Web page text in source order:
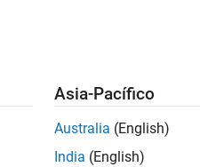
Asia-Pacífico
Australia (English)
India (English)